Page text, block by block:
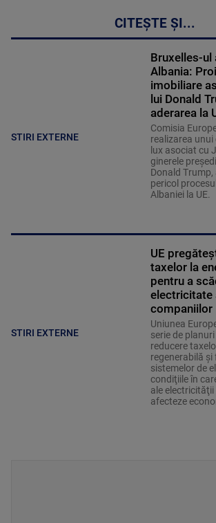
CITEȘTE ȘI...
STIRI EXTERNE
Bruxelles-ul
Albania:
imobiliare
lui Donald
aderarea la
Comisia
realizarea
lux asociat cu
ginerele
Donald
pericol
Albaniei la UE.
STIRI EXTERNE
UE
taxelor la
pentru a
electricitate
companiilor
Uniunea
serie de
reducere
regenerabilă şi
sistemelor de
condiţiile în
ale
afecteze